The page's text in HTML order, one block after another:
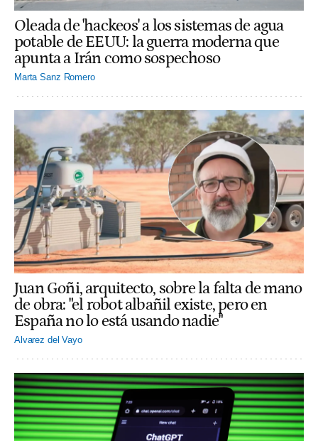
Oleada de 'hackeos' a los sistemas de agua
potable de EEUU: la guerra moderna que
apunta a Irán como sospechoso
Marta Sanz Romero
Juan Goñi, arquitecto, sobre la falta de mano
de obra: "el robot albañil existe, pero en
España no lo está usando nadie"
Alvarez del Vayo